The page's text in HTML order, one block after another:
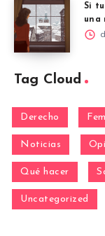
Si
una
Tag Cloud
Derecho
Noticias
Qué hacer
Uncategorized